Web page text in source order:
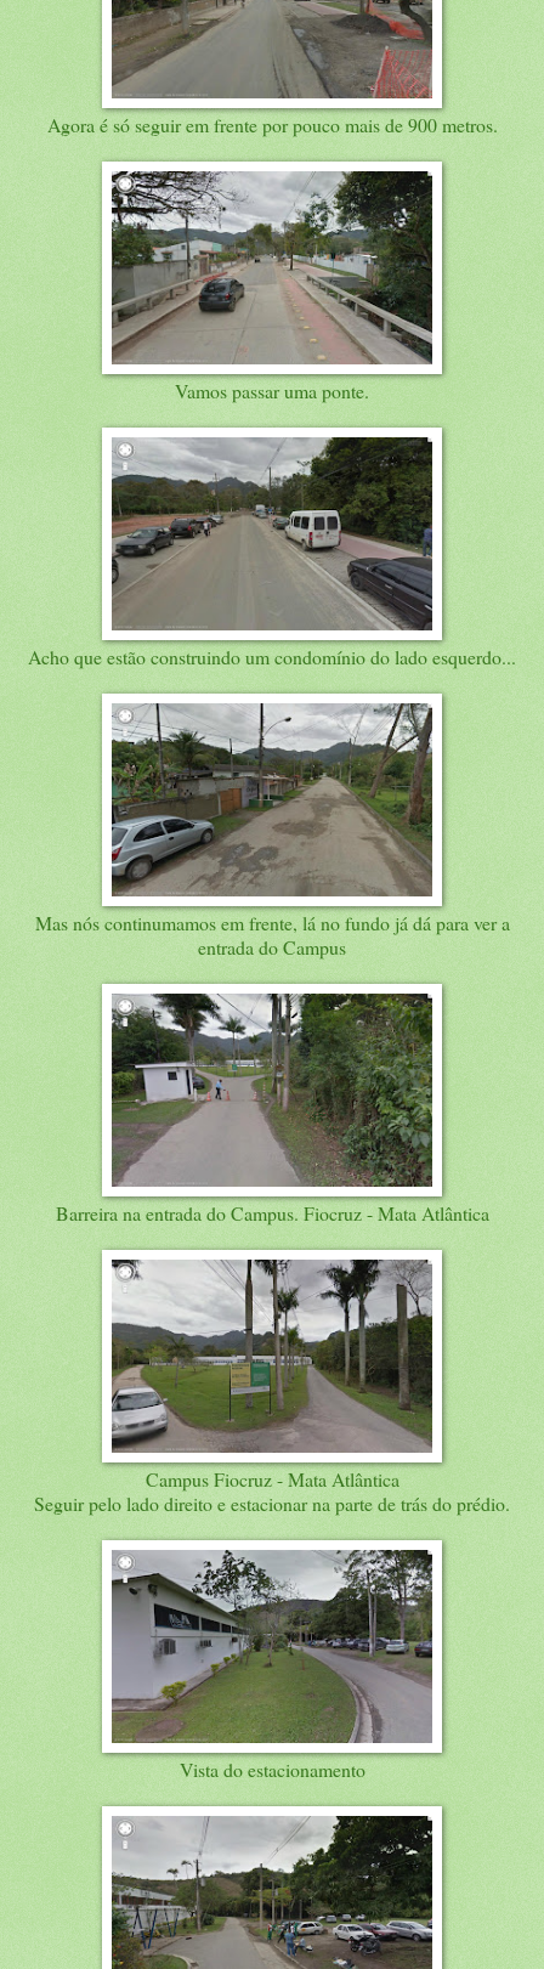
Agora é só seguir em frente por pouco mais de 900 metros.
Vamos passar uma ponte.
Acho que estão construindo um condomínio do lado esquerdo...
Mas nós continumamos em frente, lá no fundo já dá para ver a
entrada do Campus
Barreira na entrada do Campus. Fiocruz - Mata Atlântica
Campus Fiocruz - Mata Atlântica
Seguir pelo lado direito e estacionar na parte de trás do prédio.
Vista do estacionamento